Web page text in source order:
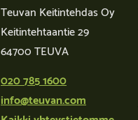
Teuvan Keitintehdas Oy
Keitintehtaantie 29
64700 TEUVA
020 785 1600
info@teuvan.com